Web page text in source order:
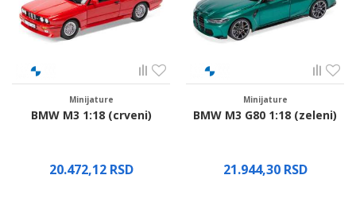
Minijature
BMW M3 1:18 (crveni)
20.472,12 RSD
Minijature
BMW M3 G80 1:18 (zeleni)
21.944,30 RSD